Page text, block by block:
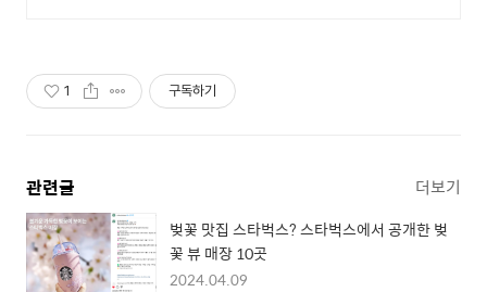
1 구독하기
관련글 더보기
벚꽃 맛집 스타벅스? 스타벅스에서 공개한 벚
꽃 뷰 매장 10곳
2024.04.09